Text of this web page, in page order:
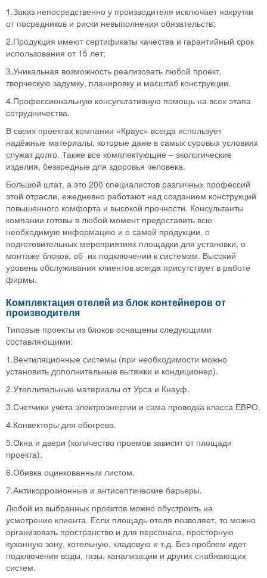
1.Заказ непосредственно у производителя исключает накрутки
от посредников и риски невыполнения обязательств;
2.Продукция имеют сертификаты качества и гарантийный срок
использования от 15 лет;
3.Уникальная возможность реализовать любой проект,
творческую задумку, планировку и масштаб конструкции.
4.Профессиональную консультативную помощь на всех этапа
сотрудничества.
В своих проектах компании «Краус» всегда использует
надёжные материалы, которые даже в самых суровых условиях
служат долго. Также все комплектующие – экологические
изделия, безвредные для здоровья человека.
Большой штат, а это 200 специалистов различных профессий
этой отрасли, ежедневно работают над созданием конструкций
повышенного комфорта и высокой прочности. Консультанты
компании готовы в любой момент предоставить всю
необходимую информацию и о самой продукции, о
подготовительных мероприятиях площадки для установки, о
монтаже блоков, об их подключении к системам. Высокий
уровень обслуживания клиентов всегда присутствует в работе
фирмы.
Комплектация отелей из блок контейнеров от
производителя
Типовые проекты из блоков оснащены следующими
составляющими:
1.Вентиляционные системы (при необходимости можно
установить дополнительные вытяжки и кондиционер).
2.Утеплительные материалы от Урса и Кнауф.
3.Счетчики учёта электроэнергии и сама проводка класса ЕВРО.
4.Конвекторы для обогрева.
5.Окна и двери (количество проемов зависит от площади
проекта).
6.Обивка оцинкованным листом.
7.Антикоррозионные и антисептические барьеры.
Любой из выбранных проектов можно обустроить на
усмотрение клиента. Если площадь отеля позволяет, то можно
организовать пространство и для персонала, просторную
кухонную зону, котельную, кладовую и т.д. Без проблем идет
подключения воды, газы, канализации и других снабжающих
систем.